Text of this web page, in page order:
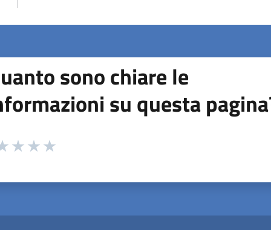
sono chiare le
su questa
da 1 a 5 stelle la pagina